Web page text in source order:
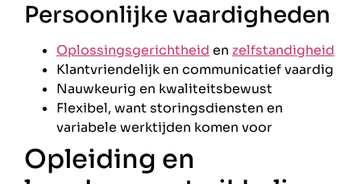
Persoonlijke vaardigheden
Oplossingsgerichtheid en zelfstandigheid
Klantvriendelijk en communicatief vaardig
Nauwkeurig en kwaliteitsbewust
Flexibel, want storingsdiensten en
variabele werktijden komen voor
Opleiding en